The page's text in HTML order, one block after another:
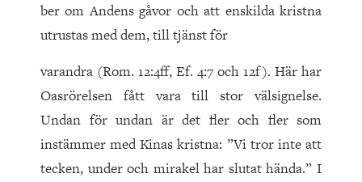
ber om Andens gåvor och att enskilda kristna
utrustas med dem, till tjänst för
varandra (Rom. 12:4ff, Ef. 4:7 och 12f). Här har
Oasrörelsen fått vara till stor välsignelse.
Undan för undan är det fler och fler som
instämmer med Kinas kristna: ”Vi tror inte att
tecken, under och mirakel har slutat hända.” I